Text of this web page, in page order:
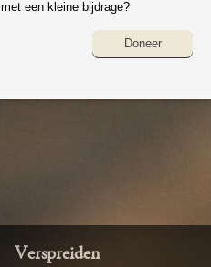
met een kleine bijdrage?
Doneer
Verspreiden